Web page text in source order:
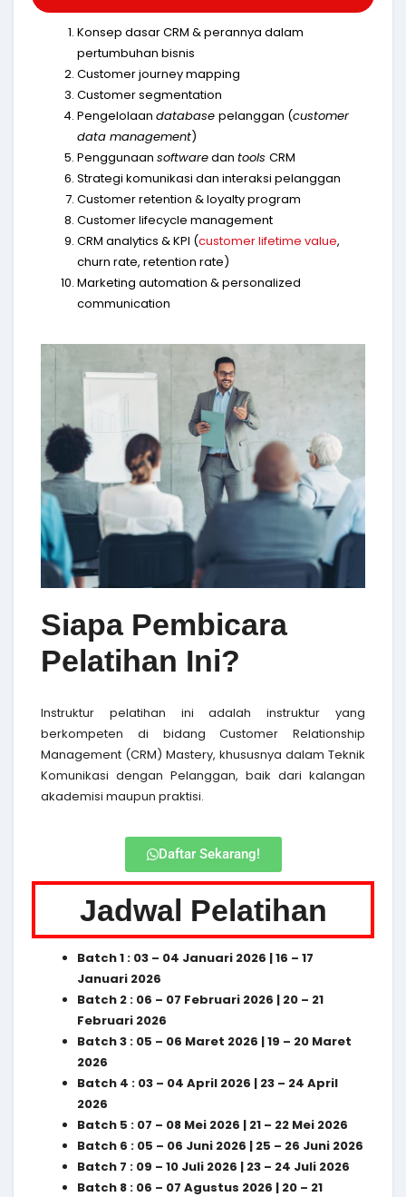
Konsep dasar CRM & perannya dalam
pertumbuhan bisnis
Customer journey mapping
Customer segmentation
Pengelolaan database pelanggan (customer
data management)
Penggunaan softwaredan tools CRM
Strategi komunikasi dan interaksi pelanggan
Customer retention & loyalty program
Customer lifecycle management
CRM analytics & KPI (customer lifetime value,
churn rate, retention rate)
Marketing automation & personalized
communication
Siapa Pembicara
Pelatihan Ini?
Instruktur pelatihan ini adalah instruktur yang
berkompeten di bidang Customer Relationship
Management (CRM) Mastery, khususnya dalam Teknik
Komunikasi dengan Pelanggan, baik dari kalangan
akademisi maupun praktisi.
Daftar Sekarang!
Jadwal Pelatihan
Batch 1 : 03 – 04 Januari 2026 | 16 – 17
Januari 2026
Batch 2 : 06 – 07 Februari 2026 | 20 – 21
Februari 2026
Batch 3 : 05 – 06 Maret 2026 | 19 – 20 Maret
2026
Batch 4 : 03 – 04 April 2026 | 23 – 24 April
2026
Batch 5 : 07 – 08 Mei 2026 | 21 – 22 Mei 2026
Batch 6 : 05 – 06 Juni 2026 | 25 – 26 Juni 2026
Batch 7 : 09 – 10 Juli 2026 | 23 – 24 Juli 2026
Batch 8 : 06 – 07 Agustus 2026 | 20 – 21